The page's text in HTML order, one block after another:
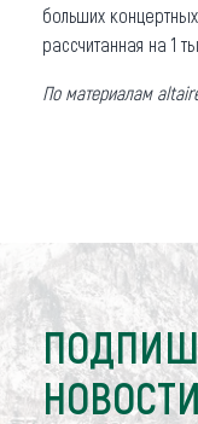
больших
рассчитанная на 1
По материалам